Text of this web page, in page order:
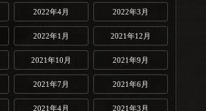
2022年4月 2022年3月
2022年1月 2021年12月
2021年10月 2021年9月
2021年7月 2021年6月
2021年4月 2021年3月